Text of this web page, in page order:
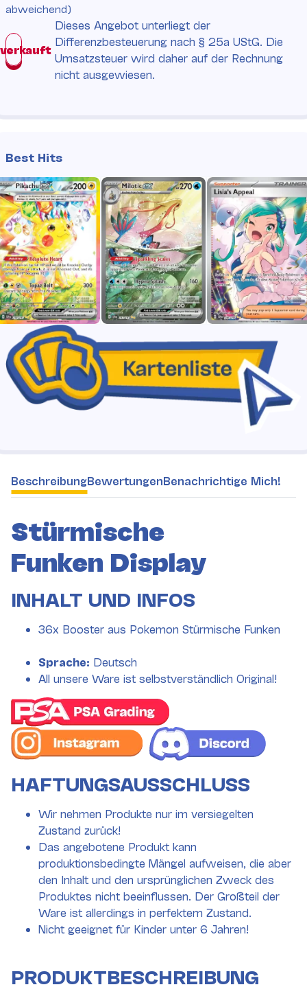
Best Hits
abweichend)
Dieses Angebot unterliegt der
Differenzbesteuerung nach § 25a UStG. Die
Umsatzsteuer wird daher auf der Rechnung
nicht ausgewiesen.
weitere Registerkarten anzeigen
BeschreibungBewertungenBenachrichtige Mich!
Stürmische
Funken Display
INHALT UND INFOS
36x Booster aus Pokemon Stürmische Funken
Sprache: Deutsch
All unsere Ware ist selbstverständlich Original!
HAFTUNGSAUSSCHLUSS
Wir nehmen Produkte nur im versiegelten
Zustand zurück!
Das angebotene Produkt kann
produktionsbedingte Mängel aufweisen, die aber
den Inhalt und den ursprünglichen Zweck des
Produktes nicht beeinflussen. Der Großteil der
Ware ist allerdings in perfektem Zustand.
Nicht geeignet für Kinder unter 6 Jahren!
PRODUKTBESCHREIBUNG